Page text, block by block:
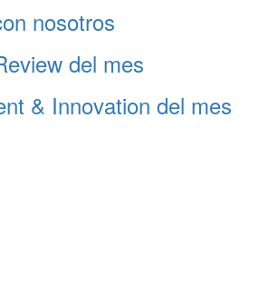
nosotros
del mes
& Innovation del mes